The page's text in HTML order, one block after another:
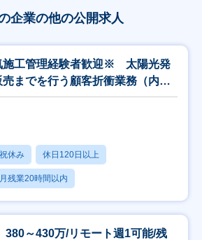
企業の他の公開求人
施工管理経験者歓迎※ 太陽光発
までを行う顧客折衝業務（内
休み 休日120日以上
月残業20時間以内
380～430万/リモート週1可能/残